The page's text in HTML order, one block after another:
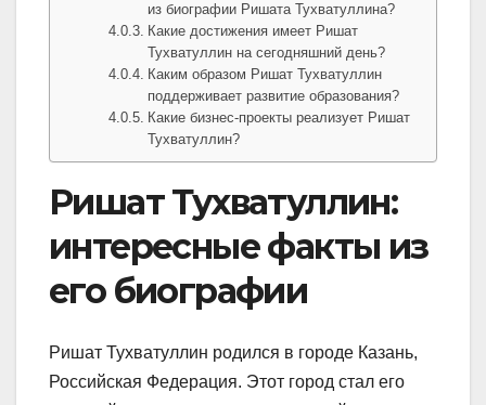
из биографии Ришата Тухватуллина?
Какие достижения имеет Ришат
Тухватуллин на сегодняшний день?
Каким образом Ришат Тухватуллин
поддерживает развитие образования?
Какие бизнес-проекты реализует Ришат
Тухватуллин?
Ришат Тухватуллин:
интересные факты из
его биографии
Ришат Тухватуллин родился в городе Казань,
Российская Федерация. Этот город стал его